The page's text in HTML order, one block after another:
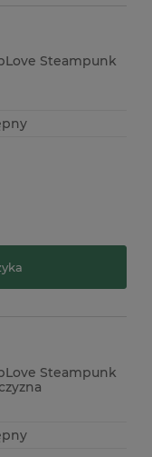
Steampunk
Steampunk